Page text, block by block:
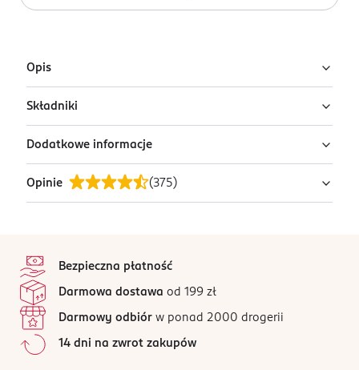
Opis
Uwaga: wysyłamy losowy wariant!
Produkt występuje w różnych wariantach i pakowany
jest losowo. Zdjęcia pokazują przykładowe warianty.
Szukasz konkretnego wariantu lub chcesz sprawdzić
pełną ofertę? Zapraszamy do najbliższej drogerii.
udźwig: ok. 10 kg,
Składniki
100% Poliester
Dodatkowe informacje
PRODUCENT/PODMIOT ODPOWIEDZIALNY
Dirk Rossmann GmbH
Burgwedel
product@rossmann.info
48426139700
DE-Niemcy
Kod EAN
Opinie (375 )
Wszystkie opinie są zweryfikowane zakupem.
Bezpieczna płatność
Darmowa dostawa od 199 zł
Darmowy odbiór w ponad 2000 drogerii
14 dni na zwrot zakupów